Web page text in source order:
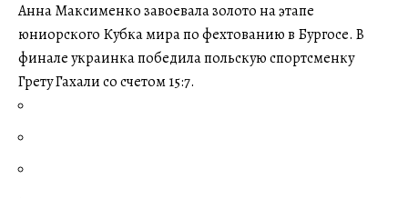
Анна Максименко завоевала золото на этапе
юниорского Кубка мира по фехтованию в Бургосе. В
финале украинка победила польскую спортсменку
Грету Гахали со счетом 15:7.